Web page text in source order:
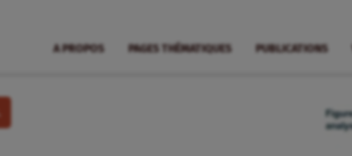
A PROPOS PAGES THÉMATIQUES PUBLICATIONS